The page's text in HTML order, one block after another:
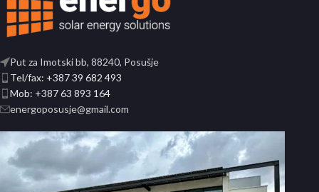
Put za Imotski bb, 88240, Posušje
Tel/fax: +387 39 682 493
Mob: +387 63 893 164
energoposusje@gmail.com